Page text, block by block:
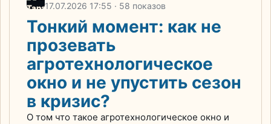
17.07.2026 17:55 · 58 показов
Тонкий момент: как не
прозевать
агротехнологическое
окно и не упустить сезон
в кризис?
О том что такое агротехнологическое окно и